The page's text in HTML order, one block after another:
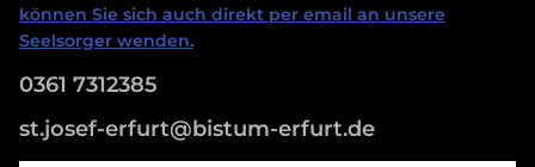
können Sie sich auch direkt per email an unsere
Seelsorger wenden.
0361 7312385
st.josef-erfurt@bistum-erfurt.de